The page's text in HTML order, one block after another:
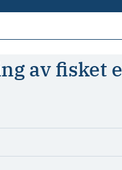
av fisket